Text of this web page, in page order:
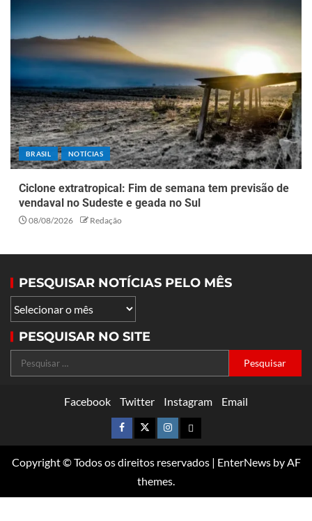
BRASIL NOTÍCIAS
Ciclone extratropical: Fim de semana tem previsão de
vendaval no Sudeste e geada no Sul
08/08/2026 Redação
PESQUISAR NOTÍCIAS PELO MÊS
PESQUISAR NO SITE
Facebook Twitter Instagram Email
Copyright © Todos os direitos reservados | EnterNewsby AF
themes.